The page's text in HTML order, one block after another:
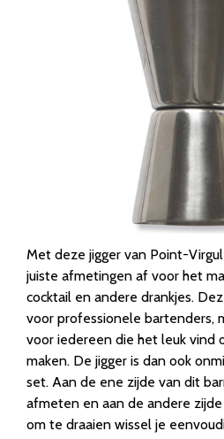
Met deze jigger van Point-
juiste afmetingen af voor het
cocktail en andere drankjes.
voor professionele bartenders,
voor iedereen die het leuk vind
maken. De jigger is dan ook
set. Aan de ene zijde van dit
afmeten en aan de andere
om te draaien wissel je